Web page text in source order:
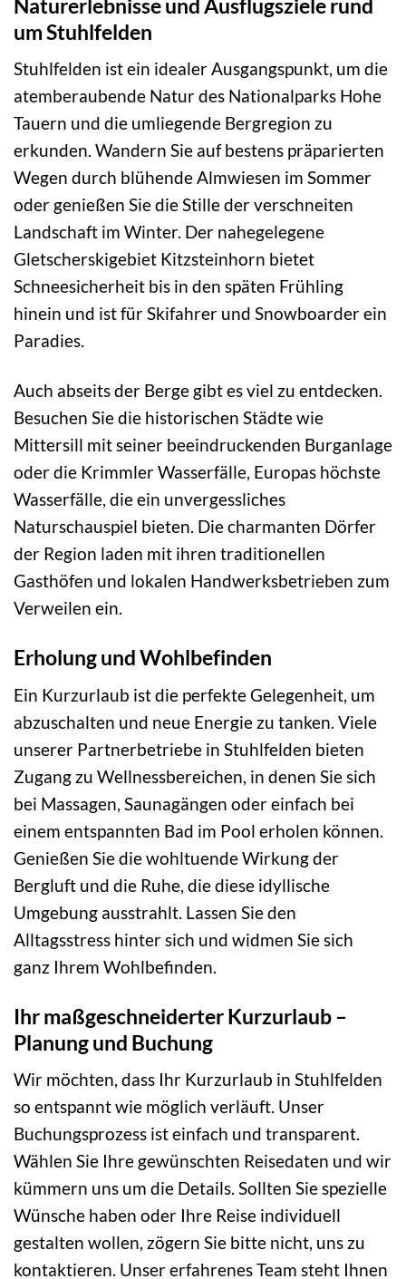
Naturerlebnisse und Ausflugsziele rund
um Stuhlfelden
Stuhlfelden ist ein idealer Ausgangspunkt, um die
atemberaubende Natur des Nationalparks Hohe
Tauern und die umliegende Bergregion zu
erkunden. Wandern Sie auf bestens präparierten
Wegen durch blühende Almwiesen im Sommer
oder genießen Sie die Stille der verschneiten
Landschaft im Winter. Der nahegelegene
Gletscherskigebiet Kitzsteinhorn bietet
Schneesicherheit bis in den späten Frühling
hinein und ist für Skifahrer und Snowboarder ein
Paradies.
Auch abseits der Berge gibt es viel zu entdecken.
Besuchen Sie die historischen Städte wie
Mittersill mit seiner beeindruckenden Burganlage
oder die Krimmler Wasserfälle, Europas höchste
Wasserfälle, die ein unvergessliches
Naturschauspiel bieten. Die charmanten Dörfer
der Region laden mit ihren traditionellen
Gasthöfen und lokalen Handwerksbetrieben zum
Verweilen ein.
Erholung und Wohlbefinden
Ein Kurzurlaub ist die perfekte Gelegenheit, um
abzuschalten und neue Energie zu tanken. Viele
unserer Partnerbetriebe in Stuhlfelden bieten
Zugang zu Wellnessbereichen, in denen Sie sich
bei Massagen, Saunagängen oder einfach bei
einem entspannten Bad im Pool erholen können.
Genießen Sie die wohltuende Wirkung der
Bergluft und die Ruhe, die diese idyllische
Umgebung ausstrahlt. Lassen Sie den
Alltagsstress hinter sich und widmen Sie sich
ganz Ihrem Wohlbefinden.
Ihr maßgeschneiderter Kurzurlaub –
Planung und Buchung
Wir möchten, dass Ihr Kurzurlaub in Stuhlfelden
so entspannt wie möglich verläuft. Unser
Buchungsprozess ist einfach und transparent.
Wählen Sie Ihre gewünschten Reisedaten und wir
kümmern uns um die Details. Sollten Sie spezielle
Wünsche haben oder Ihre Reise individuell
gestalten wollen, zögern Sie bitte nicht, uns zu
kontaktieren. Unser erfahrenes Team steht Ihnen